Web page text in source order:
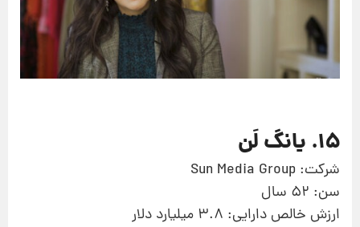
15. یانگ لَن
شرکت: Sun Media Group
سن: 52 سال
ارزش خالص دارایی: 3.8 میلیارد دلار